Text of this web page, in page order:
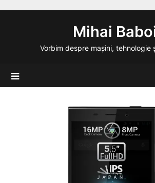
Mihai
Vorbim despre mașini, tehnologie